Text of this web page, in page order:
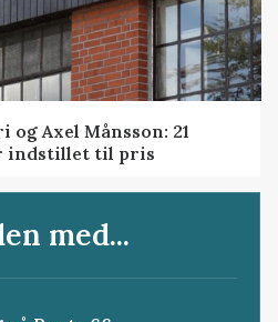
Axel Månsson: 21
indstillet til pris
med...